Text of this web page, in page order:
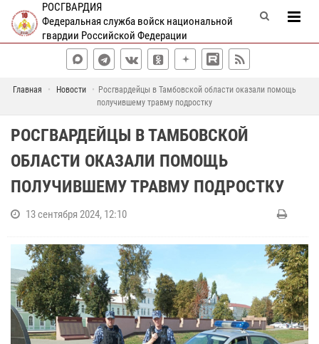
РОСГВАРДИЯ
Федеральная служба войск национальной
гвардии Российской Федерации
Главная Новости
Росгвардейцы в Тамбовской области оказали помощь
получившему травму подростку
РОСГВАРДЕЙЦЫ В ТАМБОВСКОЙ
ОБЛАСТИ ОКАЗАЛИ ПОМОЩЬ
ПОЛУЧИВШЕМУ ТРАВМУ ПОДРОСТКУ
13 сентября 2024, 12:10